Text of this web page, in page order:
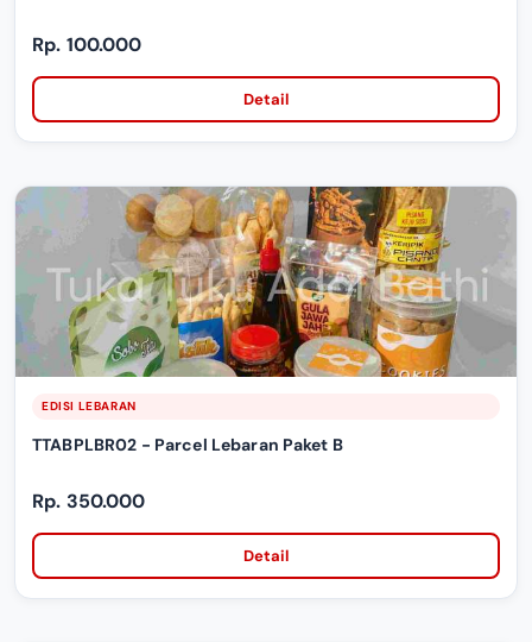
Rp. 100.000
Detail
EDISI LEBARAN
TTABPLBR02 - Parcel Lebaran Paket B
Rp. 350.000
Detail